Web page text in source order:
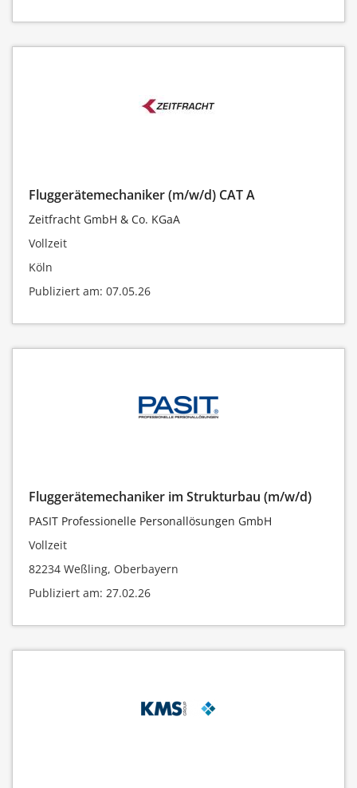
Fluggerätemechaniker (m/w/d) CAT A
Zeitfracht GmbH & Co. KGaA
Vollzeit
Köln
Publiziert am: 07.05.26
Fluggerätemechaniker im Strukturbau (m/w/d)
PASIT Professionelle Personallösungen GmbH
Vollzeit
82234 Weßling, Oberbayern
Publiziert am: 27.02.26